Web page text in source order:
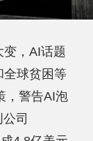
变，AI话题
全球贫困等
，警告AI泡
司